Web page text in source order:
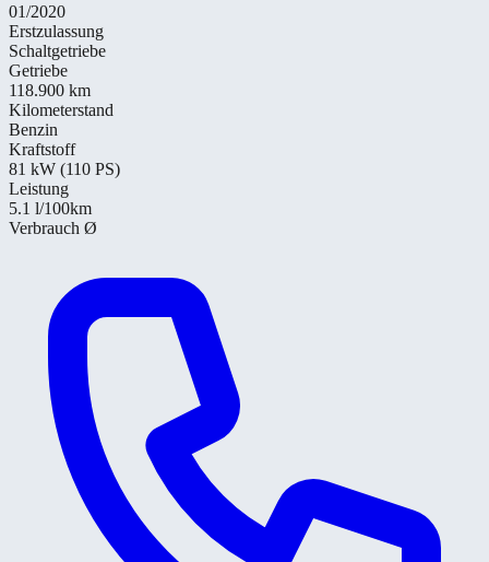
01/2020
Erstzulassung
Schaltgetriebe
Getriebe
118.900 km
Kilometerstand
Benzin
Kraftstoff
81 kW (110 PS)
Leistung
5.1 l/100km
Verbrauch Ø